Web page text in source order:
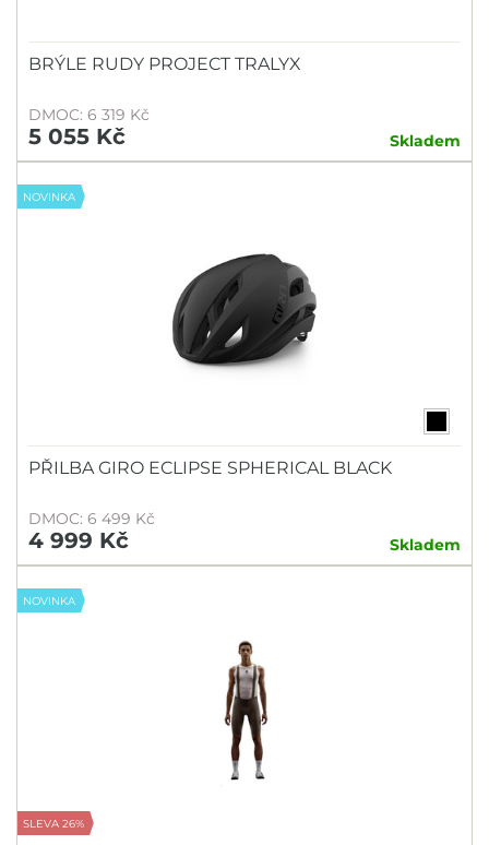
BRÝLE RUDY PROJECT TRALYX
DMOC: 6 319 Kč
5 055 Kč Skladem
NOVINKA
PŘILBA GIRO ECLIPSE SPHERICAL BLACK
DMOC: 6 499 Kč
4 999 Kč Skladem
NOVINKA
SLEVA 26%